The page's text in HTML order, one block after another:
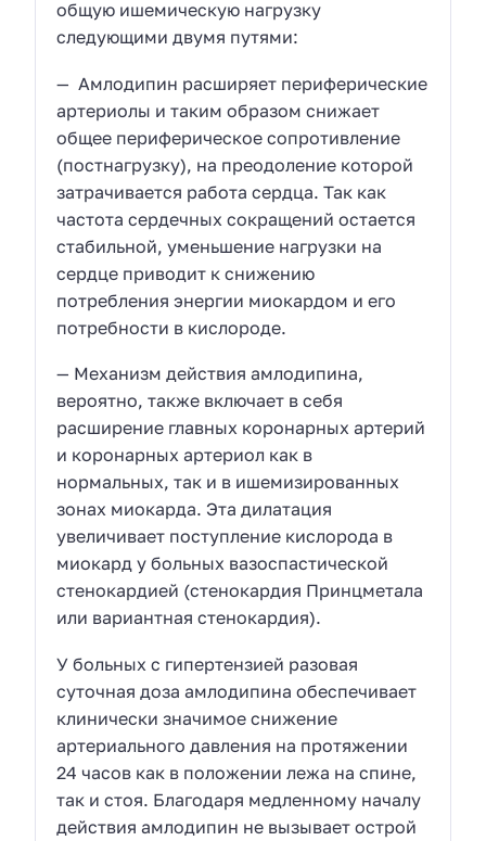
общую ишемическую нагрузку
следующими двумя путями:
— Амлодипин расширяет периферические
артериолы и таким образом снижает
общее периферическое сопротивление
(постнагрузку), на преодоление которой
затрачивается работа сердца. Так как
частота сердечных сокращений остается
стабильной, уменьшение нагрузки на
сердце приводит к снижению
потребления энергии миокардом и его
потребности в кислороде.
— Механизм действия амлодипина,
вероятно, также включает в себя
расширение главных коронарных артерий
и коронарных артериол как в
нормальных, так и в ишемизированных
зонах миокарда. Эта дилатация
увеличивает поступление кислорода в
миокард у больных вазоспастической
стенокардией (стенокардия Принцметала
или вариантная стенокардия).
У больных с гипертензией разовая
суточная доза амлодипина обеспечивает
клинически значимое снижение
артериального давления на протяжении
24 часов как в положении лежа на спине,
так и стоя. Благодаря медленному началу
действия амлодипин не вызывает острой